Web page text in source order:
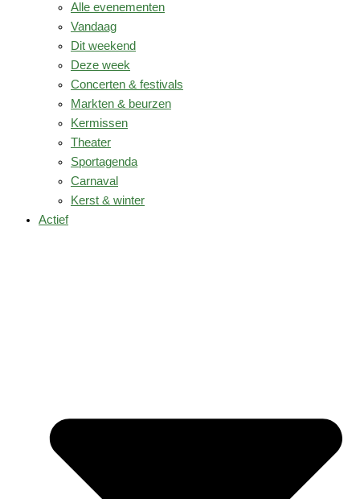
Alle evenementen
Vandaag
Dit weekend
Deze week
Concerten & festivals
Markten & beurzen
Kermissen
Theater
Sportagenda
Carnaval
Kerst & winter
Actief